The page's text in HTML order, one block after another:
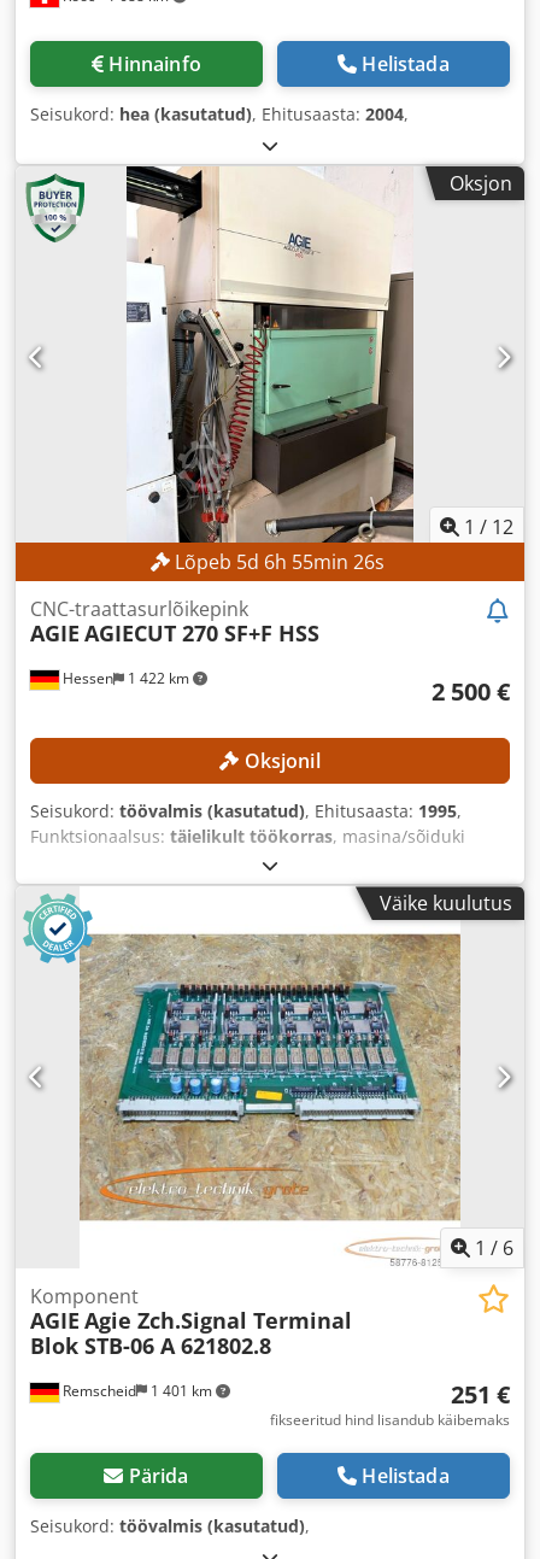
Hinnainfo Helistada
Seisukord: hea (kasutatud), Ehitusaasta: 2004,
Oksjon
1 / 12
Lõpeb 5d 6h 55min 24s
Hessen 1 422 km
CNC-traattasurlõikepink
AGIE AGIECUT 270 SF+F HSS
2 500 €
Oksjonil
Seisukord: töövalmis (kasutatud), Ehitusaasta: 1995,
Funktsionaalsus: täielikult töökorras, masina/sõiduki
, X-telje liikumisteekond:
liikumisteekond:250 mm, Z-telje liikumisteekond:256 mm,
Traadi läbimõõt (max.):
, kontrolleri mudel:
AGIEVISION / AGIE HSS-Steuerung,
Väike kuulutus
1 / 6
Remscheid 1 401 km
Komponent
AGIE Agie Zch.Signal Terminal
Blok STB-06 A 621802.8
251 €
fikseeritud hind lisandub käibemaks
Pärida Helistada
Seisukord: töövalmis (kasutatud),